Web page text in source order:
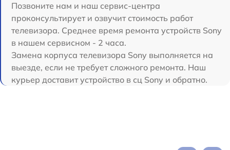
Позвоните нам и наш сервис-центра
проконсультирует и озвучит стоимость работ
телевизора. Среднее время ремонта устройств Sony
в нашем сервисном - 2 часа.
Замена корпуса телевизора Sony выполняется на
выезде, если не требует сложного ремонта. Наш
курьер доставит устройство в сц Sony и обратно.